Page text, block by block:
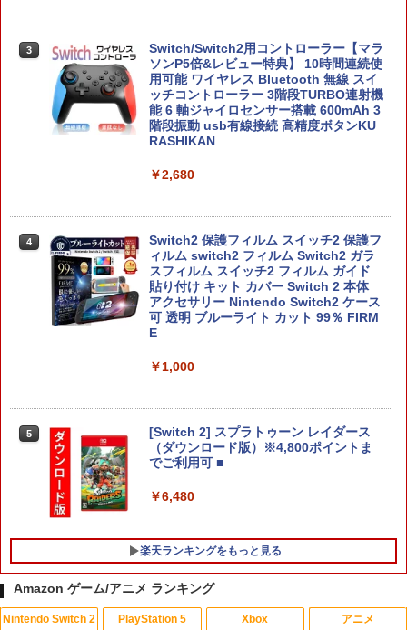
3
Switch/Switch2用コントローラー【マラ
ソンP5倍&レビュー特典】 10時間連続使
用可能 ワイヤレス Bluetooth 無線 スイ
ッチコントローラー 3階段TURBO連射機
能 6 軸ジャイロセンサー搭載 600mAh 3
階段振動 usb有線接続 高精度ボタンKU
RASHIKAN
￥2,680
4
Switch2 保護フィルム スイッチ2 保護フ
ィルム switch2 フィルム Switch2 ガラ
スフィルム スイッチ2 フィルム ガイド
貼り付け キット カバー Switch 2 本体
アクセサリー Nintendo Switch2 ケース
可 透明 ブルーライト カット 99％ FIRM
E
￥1,000
5
[Switch 2] スプラトゥーン レイダース
（ダウンロード版）※4,800ポイントま
でご利用可 ■
￥6,480
楽天ランキングをもっと見る
Amazon ゲーム/アニメ ランキング
Nintendo Switch 2 PlayStation 5 Xbox アニメ